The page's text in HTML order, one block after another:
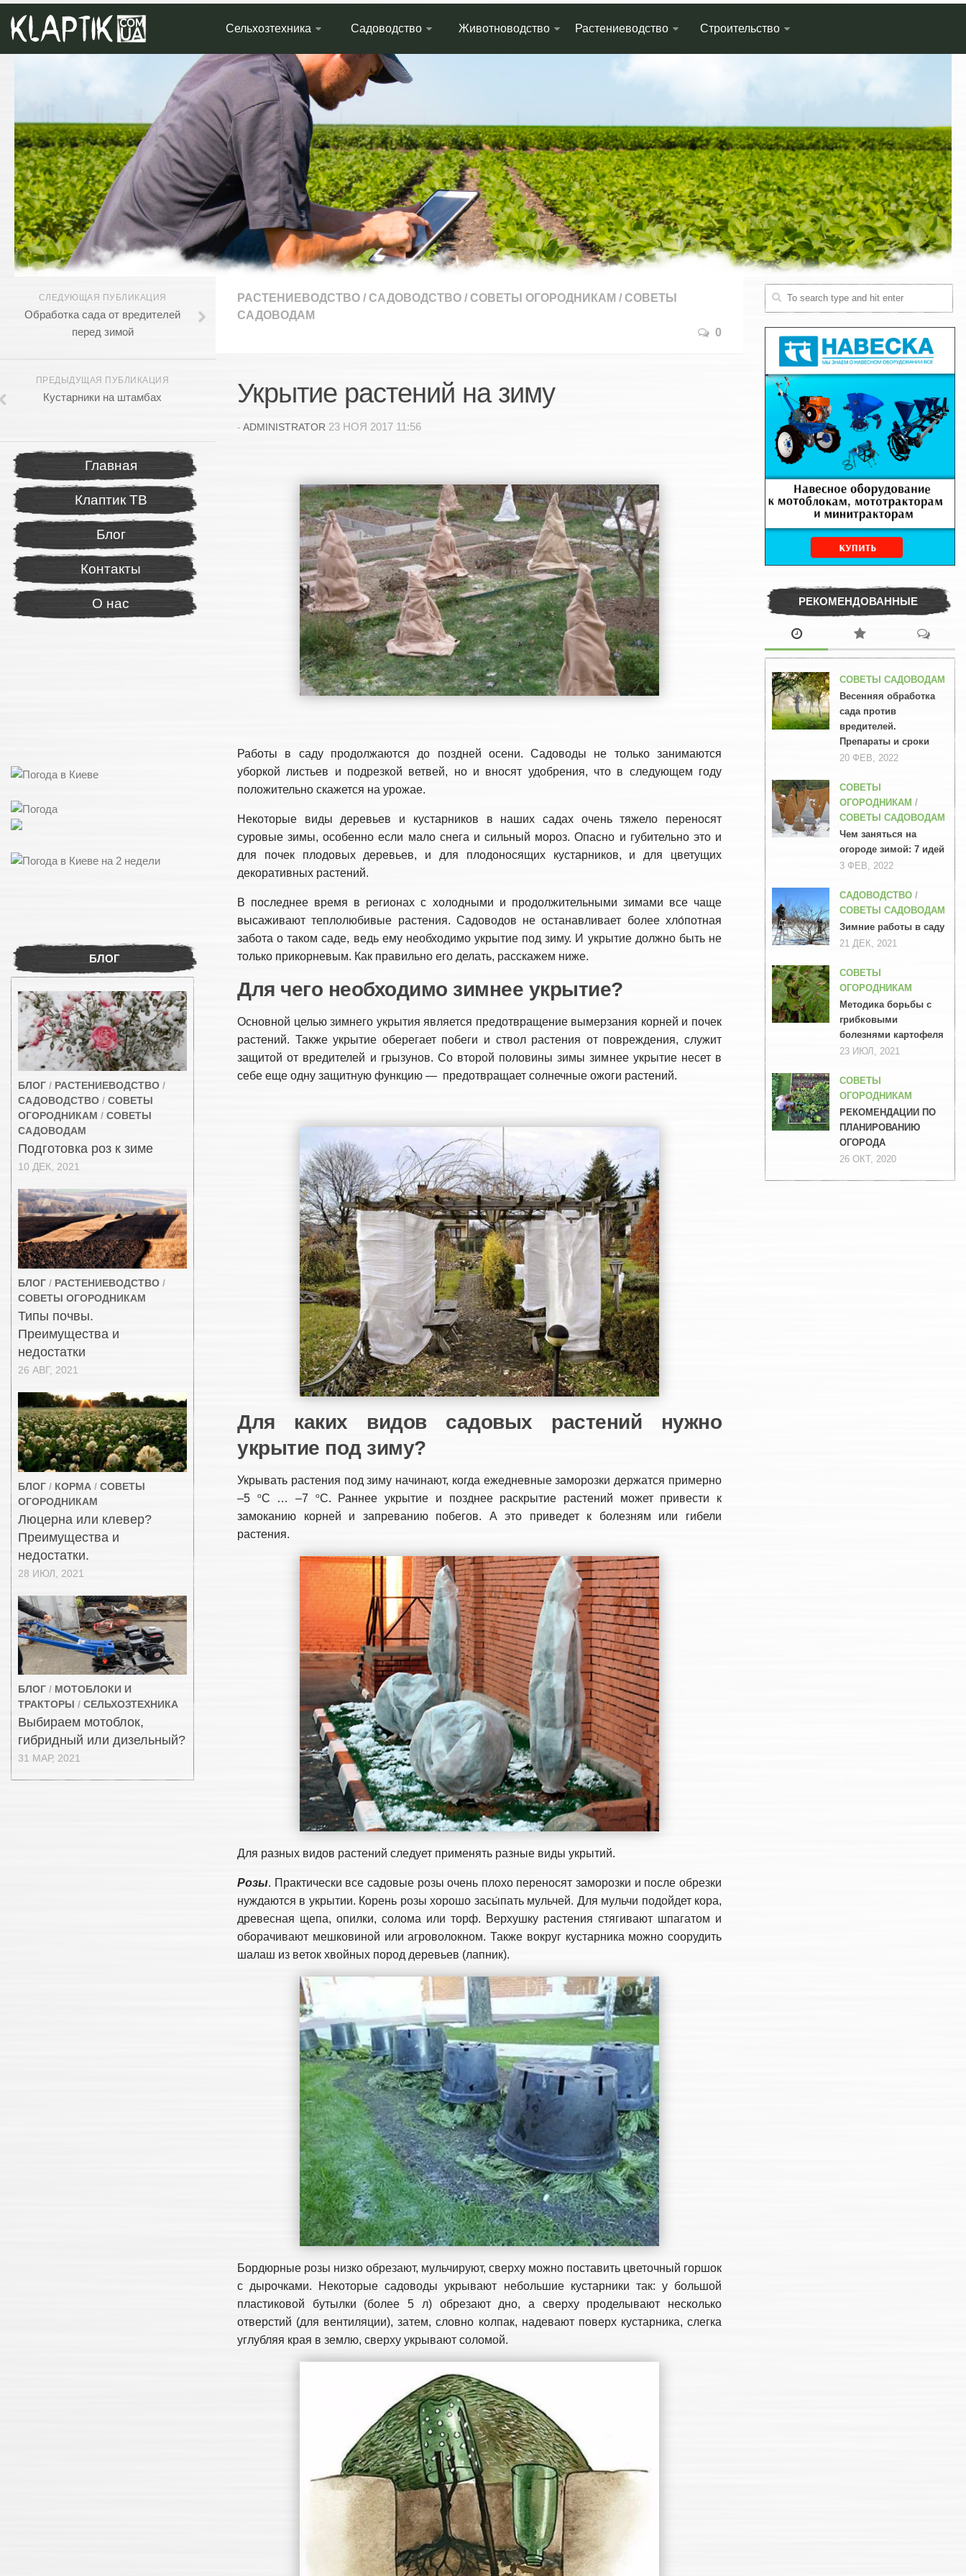
Сельхозтехника Садоводство Животноводство Растениеводство Строительство
РАСТЕНИЕВОДСТВО / САДОВОДСТВО / СОВЕТЫ ОГОРОДНИКАМ / СОВЕТЫ
САДОВОДАМ
0
Укрытие растений на зиму
- ADMINISTRATOR 23 НОЯ 2017 11:56
Работы в саду продолжаются до поздней осени. Садоводы не только занимаются
уборкой листьев и подрезкой ветвей, но и вносят удобрения, что в следующем году
положительно скажется на урожае.
Некоторые виды деревьев и кустарников в наших садах очень тяжело переносят
суровые зимы, особенно если мало снега и сильный мороз. Опасно и губительно это и
для почек плодовых деревьев, и для плодоносящих кустарников, и для цветущих
декоративных растений.
В последнее время в регионах с холодными и продолжительными зимами все чаще
высаживают теплолюбивые растения. Садоводов не останавливает более хло́потная
забота о таком саде, ведь ему необходимо укрытие под зиму. И укрытие должно быть не
только прикорневым. Как правильно его делать, расскажем ниже.
Для чего необходимо зимнее укрытие?
Основной целью зимнего укрытия является предотвращение вымерзания корней и почек
растений. Также укрытие оберегает побеги и ствол растения от повреждения, служит
защитой от вредителей и грызунов. Со второй половины зимы зимнее укрытие несет в
себе еще одну защитную функцию — предотвращает солнечные ожоги растений.
Для каких видов садовых растений нужно
укрытие под зиму?
Укрывать растения под зиму начинают, когда ежедневные заморозки держатся примерно
–5
оС … –7 оС. Раннее укрытие и позднее раскрытие растений может привести к
замоканию корней и запреванию побегов. А это приведет к болезням или гибели
растения.
Для разных видов растений следует применять разные виды укрытий.
Розы. Практически все садовые розы очень плохо переносят заморозки и после обрезки
нуждаются в укрытии. Корень розы хорошо засы́пать мульчей. Для мульчи подойдет кора,
древесная щепа, опилки, солома или торф. Верхушку растения стягивают шпагатом и
оборачивают мешковиной или агроволокном. Также вокруг кустарника можно соорудить
шалаш из веток хвойных пород деревьев (лапник).
Бордюрные розы низко обрезают, мульчируют, сверху можно поставить цветочный горшок
с дырочками. Некоторые садоводы укрывают небольшие кустарники так: у большой
пластиковой бутылки (более 5 л) обрезают дно, а сверху проделывают несколько
отверстий (для вентиляции), затем, словно колпак, надевают поверх кустарника, слегка
углубляя края в землю, сверху укрывают соломой.
СЛЕДУЮЩАЯ ПУБЛИКАЦИЯ
Обработка сада от вредителей
перед зимой
ПРЕДЫДУЩАЯ ПУБЛИКАЦИЯ
Кустарники на штамбах
Главная
Клаптик ТВ
Блог
Контакты
О нас
БЛОГ
БЛОГ / РАСТЕНИЕВОДСТВО /
САДОВОДСТВО / СОВЕТЫ
ОГОРОДНИКАМ / СОВЕТЫ
САДОВОДАМ
Подготовка роз к зиме
10 ДЕК, 2021
БЛОГ / РАСТЕНИЕВОДСТВО /
СОВЕТЫ ОГОРОДНИКАМ
Типы почвы.
Преимущества и
недостатки
26 АВГ, 2021
БЛОГ / КОРМА / СОВЕТЫ
ОГОРОДНИКАМ
Люцерна или клевер?
Преимущества и
недостатки.
28 ИЮЛ, 2021
БЛОГ / МОТОБЛОКИ И
ТРАКТОРЫ / СЕЛЬХОЗТЕХНИКА
Выбираем мотоблок,
гибридный или дизельный?
31 МАР, 2021
РЕКОМЕНДОВАННЫЕ
СОВЕТЫ САДОВОДАМ
Весенняя обработка
сада против
вредителей.
Препараты и сроки
20 ФЕВ, 2022
СОВЕТЫ
ОГОРОДНИКАМ /
СОВЕТЫ САДОВОДАМ
Чем заняться на
огороде зимой: 7 идей
3 ФЕВ, 2022
САДОВОДСТВО /
СОВЕТЫ САДОВОДАМ
Зимние работы в саду
21 ДЕК, 2021
СОВЕТЫ
ОГОРОДНИКАМ
Методика борьбы с
грибковыми
болезнями картофеля
23 ИЮЛ, 2021
СОВЕТЫ
ОГОРОДНИКАМ
РЕКОМЕНДАЦИИ ПО
ПЛАНИРОВАНИЮ
ОГОРОДА
26 ОКТ, 2020